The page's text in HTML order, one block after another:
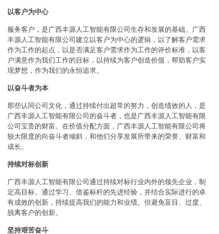
以客户为中心
服务客户，是广西丰源人工智能有限公司生存和发展的基础。广西
丰源人工智能有限公司建立以客户为中心的逻辑，以了解客户需求
作为工作的起点，以是否满足客户需求作为工作的评价标准，以客
户满意作为我们工作的目标，以持续为客户创造价值，帮助客户实
现梦想，作为我们的永恒追求。
以奋斗者为本
那些认同公司文化，通过持续付出超常的努力，创造绩效的人，是
广西丰源人工智能有限公司的奋斗者，也是广西丰源人工智能有限
公司宝贵的财富。在价值分配方面，广西丰源人工智能有限公司将
较大限度的向奋斗者倾斜，和他们分享发展所带来的荣誉、财富和
成长。
持续对标创新
广西丰源人工智能有限公司通过持续对标行业内外的领先企业，制
定高目标。通过学习、借鉴标杆的先进经验，并结合实际进行的卓
有成效的创新，持续提高我们的能力和业绩。但避免盲目、过度、
脱离客户的创新。
坚持艰苦奋斗